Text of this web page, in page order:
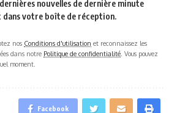
nouvelles de dernière minute
dans votre boîte de réception.
nos Conditions d'utilisation et reconnaissez les
dans notre Politique de confidentialité . Vous pouvez
moment.
Facebook